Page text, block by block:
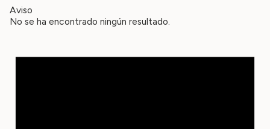
Aviso
No se ha encontrado ningún resultado.